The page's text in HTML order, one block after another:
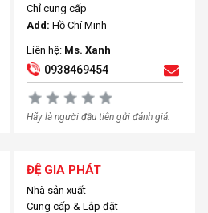
Chỉ cung cấp
Add: Hồ Chí Minh
Liên hệ: Ms. Xanh
0938469454
Hãy là người đầu tiên gửi đánh giá.
ĐỆ GIA PHÁT
Nhà sản xuất
Cung cấp & Lắp đặt